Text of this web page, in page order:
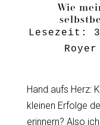
Wie
Lesezeit: 3
Royer
Hand aufs Herz:
kleinen Erfolge
erinnern? Also